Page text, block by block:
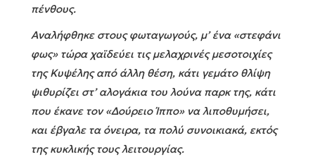
πένθους.
Αναλήφθηκε στους φωταγωγούς, μ’ ένα «στεφάνι
φως» τώρα χαϊδεύει τις μελαχρινές μεσοτοιχίες
της Κυψέλης από άλλη θέση, κάτι γεμάτο θλίψη
ψιθυρίζει στ’ αλογάκια του λούνα παρκ της, κάτι
που έκανε τον «Δούρειο Ίππο» να λιποθυμήσει,
και έβγαλε τα όνειρα, τα πολύ συνοικιακά, εκτός
της κυκλικής τους λειτουργίας.